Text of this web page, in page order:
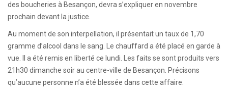
des boucheries à Besançon, devra s’expliquer en novembre
prochain devant la justice.
Au moment de son interpellation, il présentait un taux de 1,70
gramme d’alcool dans le sang. Le chauffard a été placé en garde à
vue. Il a été remis en liberté ce lundi. Les faits se sont produits vers
21h30 dimanche soir au centre-ville de Besançon. Précisons
qu’aucune personne n’a été blessée dans cette affaire.